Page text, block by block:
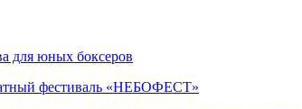
для юных боксеров
фестиваль «НЕБОФЕСТ»